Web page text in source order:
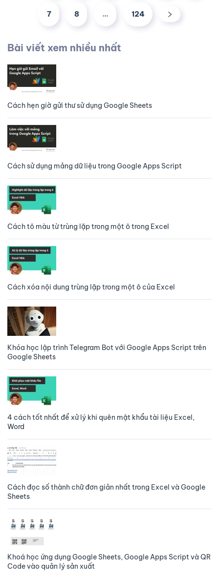
7 8 … 124
Bài viết xem nhiều nhất
Cách hẹn giờ gửi thư sử dụng Google Sheets
Cách sử dụng mảng dữ liệu trong Google Apps Script
Cách tô màu từ trùng lặp trong một ô trong Excel
Cách xóa nội dung trùng lặp trong một ô của Excel
Khóa học lập trình Telegram Bot với Google Apps Script trên
Google Sheets
4 cách tốt nhất để xử lý khi quên mật khẩu tài liệu Excel,
Word
Cách đọc số thành chữ đơn giản nhất trong Excel và Google
Sheets
Khoá học ứng dụng Google Sheets, Google Apps Script và QR
Code vào quản lý sản xuất